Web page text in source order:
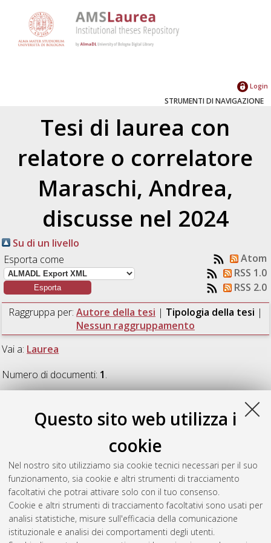
Questo sito web utilizza i
cookie
Nel nostro sito utilizziamo sia cookie tecnici necessari per il suo
funzionamento, sia cookie e altri strumenti di tracciamento
facoltativi che potrai attivare solo con il tuo consenso.
Cookie e altri strumenti di tracciamento facoltativi sono usati per
analisi statistiche, misure sull'efficacia della comunicazione
istituzionale e analisi dei comportamenti degli utenti.
Login
STRUMENTI DI NAVIGAZIONE
Tesi di laurea con
relatore o correlatore
Maraschi, Andrea,
discusse nel 2024
Su di un livello
Esporta come
Atom
RSS 1.0
RSS 2.0
Raggruppa per: Autore della tesi | Tipologia della tesi |
Nessun raggruppamento
Vai a: Laurea
Numero di documenti: 1.
Laurea
Pane, alimentazione e società. Usi,
Università di Bologna, Corso di Studio inScienze e cultura
della gastronomia [L-DM270] - Cesena, Documento full-text
non disponibile
Questa lista e' stata generata ilSun Aug 9 01:04:20 2026